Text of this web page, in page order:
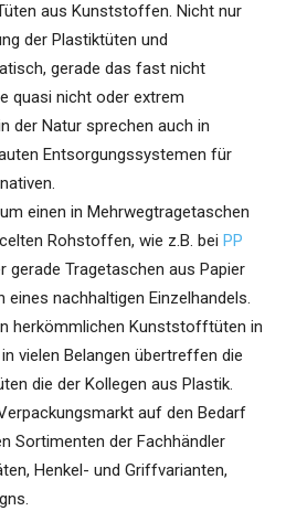
aus Kunststoffen. Nicht nur
der Plastiktüten und
gerade das fast nicht
quasi nicht oder extrem
der Natur sprechen auch in
Entsorgungssystemen für
einen in Mehrwegtragetaschen
Rohstoffen, wie z.B. bei PP
gerade Tragetaschen aus Papier
nachhaltigen Einzelhandels.
herkömmlichen Kunststofftüten in
vielen Belangen übertreffen die
die der Kollegen aus Plastik.
auf den Bedarf
Sortimenten der Fachhändler
Henkel- und Griffvarianten,